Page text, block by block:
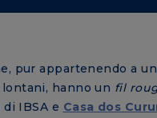
pur appartenendo a
hanno un fil
IBSA e Casa dos